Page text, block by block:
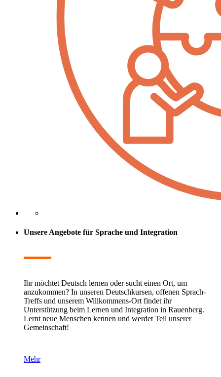
Unsere Angebote für Sprache und Integration
Ihr möchtet Deutsch lernen oder sucht einen Ort, um
anzukommen? In unseren Deutschkursen, offenen Sprach-
Treffs und unserem Willkommens-Ort findet ihr
Unterstützung beim Lernen und Integration in Rauenberg.
Lernt neue Menschen kennen und werdet Teil unserer
Gemeinschaft!
Mehr